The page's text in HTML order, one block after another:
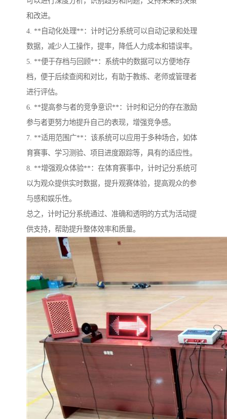
和改进。
4. **自动化处理**：计时记分系统可以自动记录和处理
数据，减少人工操作，提率，降低人力成本和错误率。
5. **便于存档与回顾**：系统中的数据可以方便地存
档，便于后续查阅和对比，有助于教练、老师或管理者
进行评估。
6. **提高参与者的竞争意识**：计时和记分的存在激励
参与者更努力地提升自己的表现，增强竞争感。
7. **适用范围广**：该系统可以应用于多种场合，如体
育赛事、学习测验、项目进度跟踪等，具有的适应性。
8. **增强观众体验**：在体育赛事中，计时记分系统可
以为观众提供实时数据，提升观赛体验，提高观众的参
与感和娱乐性。
总之，计时记分系统通过、准确和透明的方式为活动提
供支持，帮助提升整体效率和质量。